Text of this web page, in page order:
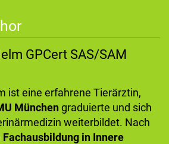
GPCert SAS/SAM
ist eine erfahrene Tierärztin,
Münchengraduierte und sich
weiterbildet. Nach
Fachausbildung in Innere